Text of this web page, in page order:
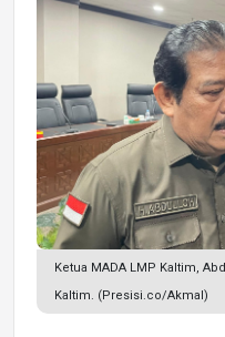
Ketua MADA LMP Kaltim,
Kaltim. (Presisi.co/Akmal)